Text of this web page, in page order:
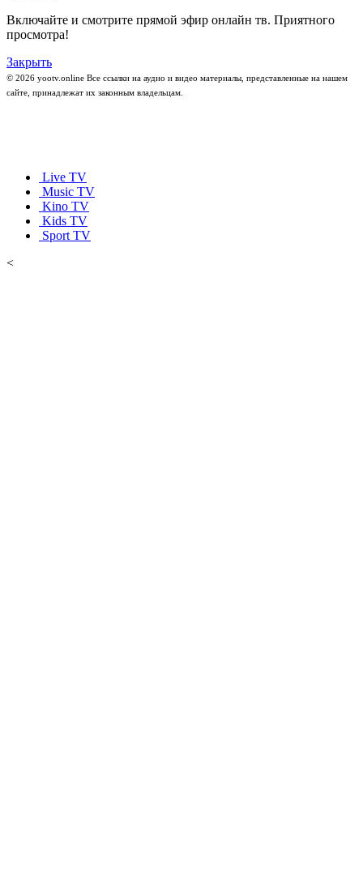
Включайте и смотрите прямой эфир онлайн тв. Приятного
просмотра!
Закрыть
© 2026 yootv.online Все ссылки на аудио и видео материалы, представленные на нашем
сайте, принадлежат их законным владельцам.
Live TV
Music TV
Kino TV
Kids TV
Sport TV
<